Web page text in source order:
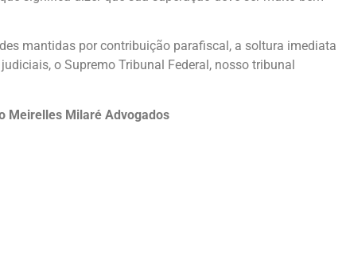
mantidas por contribuição parafiscal, a soltura imediata
o Supremo Tribunal Federal, nosso tribunal
Meirelles Milaré Advogados